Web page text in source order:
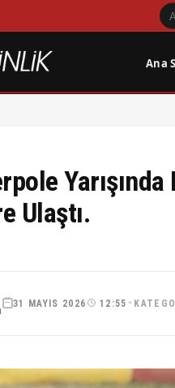
Ana
Ulaştı.
31 MAYIS 2026 12:55 •